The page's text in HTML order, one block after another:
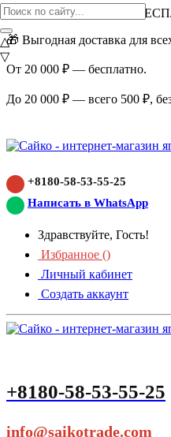
ВНИМАНИЕ АКЦИЯ!
🎁 Выгодная доставка для
От 20 000 ₽ — бесплатно.
До 20 000 ₽ — всего 500 ₽,
+8180-58-53-55-25
Написать в WhatsApp
Здравствуйте, Гость!
Избранное ()
Личный кабинет
Создать аккаунт
+8180-58-53-55-25
info@saikotrade.com
△
▽